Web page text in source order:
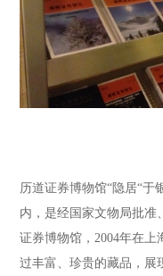
历道证券博物馆“隐居“于
内，是经国家文物局批准
证券博物馆，2004年在
过丰富、珍贵的藏品，展